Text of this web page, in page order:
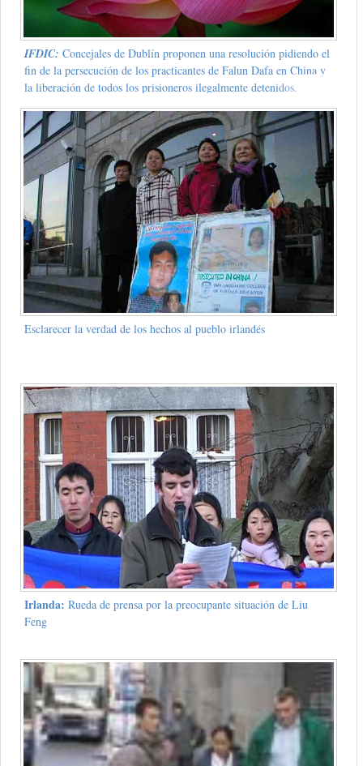
IFDIC: Concejales de Dublín proponen una resolución pidiendo el
fin de la persecución de los practicantes de Falun Dafa en China y
la liberación de todos los prisioneros ilegalmente detenidos.
Esclarecer la verdad de los hechos al pueblo irlandés
Irlanda: Rueda de prensa por la preocupante situación de Liu
Feng